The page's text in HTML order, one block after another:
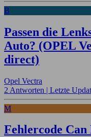
B
Passen die
Auto? (OPEL
direct)
Opel Vectra
2 Antworten | Letzte
M
Fehlercode Can